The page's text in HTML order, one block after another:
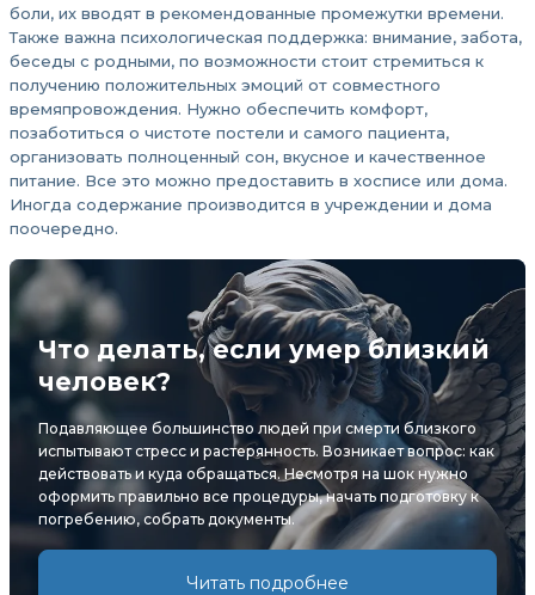
боли, их вводят в рекомендованные промежутки времени.
Также важна психологическая поддержка: внимание, забота,
беседы с родными, по возможности стоит стремиться к
получению положительных эмоций от совместного
времяпровождения. Нужно обеспечить комфорт,
позаботиться о чистоте постели и самого пациента,
организовать полноценный сон, вкусное и качественное
питание. Все это можно предоставить в хосписе или дома.
Иногда содержание производится в учреждении и дома
поочередно.
Что делать, если умер близкий
человек?
Подавляющее большинство людей при смерти близкого
испытывают стресс и растерянность. Возникает вопрос: как
действовать и куда обращаться. Несмотря на шок нужно
оформить правильно все процедуры, начать подготовку к
погребению, собрать документы.
Читать подробнее